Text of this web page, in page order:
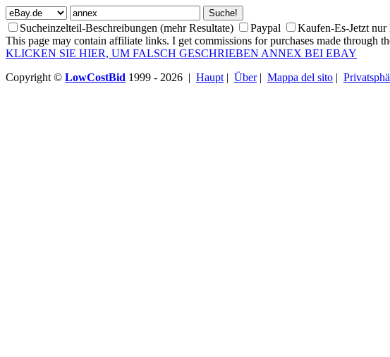
Sucheinzelteil-Beschreibungen (mehr Resultate) Paypal Kaufen-Es-Jetzt nur
This page may contain affiliate links. I get commissions for purchases made through
KLICKEN SIE HIER, UM FALSCH GESCHRIEBEN ANNEX BEI EBAY
Copyright © LowCostBid 1999 - 2026 | Haupt | Über| Mappa del sito |